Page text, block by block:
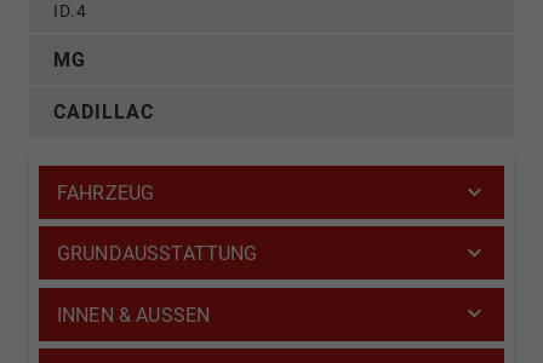
ID.4
MG
CADILLAC
FAHRZEUG
GRUNDAUSSTATTUNG
INNEN & AUSSEN